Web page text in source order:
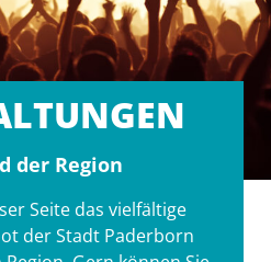
der Region
Seite das vielfältige
der Stadt Paderborn